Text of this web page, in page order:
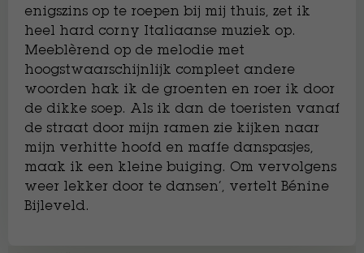
enigszins op te roepen bij mij thuis, zet ik
heel hard corny Italiaanse muziek op.
Meeblèrend op de melodie met
hoogstwaarschijnlijk compleet andere
woorden hak ik de groenten en roer ik door
de dikke soep. Als ik dan de toeristen vanaf
de straat door mijn ramen zie kijken naar
mijn verhitte hoofd en maffe danspasjes,
maak ik een kleine buiging. Om vervolgens
weer lekker door te dansen’, vertelt Bénine
Bijleveld.